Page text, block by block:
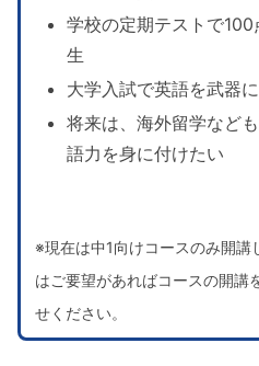
学校の定期テストで
生
大学入試で英語を武器
将来は、海外留学など
語力を身に付けたい
※現在は中1向けコースのみ開講
はご要望があればコースの開講
せください。